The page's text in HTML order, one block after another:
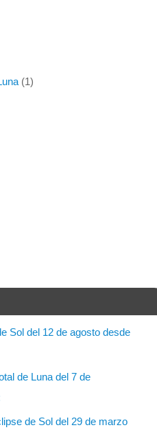
(1)
Sol del 12 de agosto desde
de Luna del 7 de
de Sol del 29 de marzo